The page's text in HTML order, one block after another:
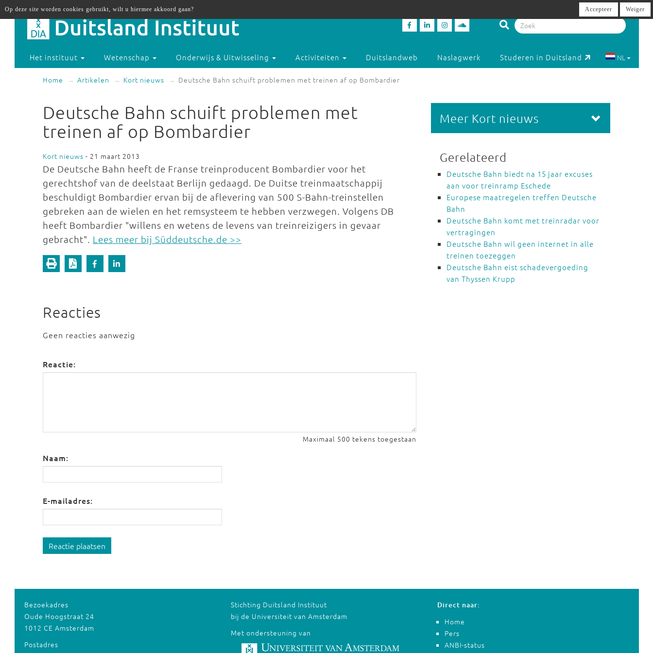
Het instituut Wetenschap Onderwijs & Uitwisseling Activiteiten Duitslandweb Naslagwerk Studeren in Duitsland NL
Home Artikelen Kort nieuws Deutsche Bahn schuift problemen met treinen af op Bombardier
Deutsche Bahn schuift problemen met
treinen af op Bombardier
Kort nieuws - 21 maart 2013
De Deutsche Bahn heeft de Franse treinproducent Bombardier voor het
gerechtshof van de deelstaat Berlijn gedaagd. De Duitse treinmaatschappij
beschuldigt Bombardier ervan bij de aflevering van 500 S-Bahn-treinstellen
gebreken aan de wielen en het remsysteem te hebben verzwegen. Volgens DB
heeft Bombardier "willens en wetens de levens van treinreizigers in gevaar
gebracht". Lees meer bij Süddeutsche.de >>
Reacties
Geen reacties aanwezig
Reactie:
Maximaal 500 tekens toegestaan
Naam:
E-mailadres:
Reactie plaatsen
Meer Kort nieuws
Gerelateerd
Deutsche Bahn biedt na 15 jaar excuses
aan voor treinramp Eschede
Europese maatregelen treffen Deutsche
Bahn
Deutsche Bahn komt met treinradar voor
vertragingen
Deutsche Bahn wil geen internet in alle
treinen toezeggen
Deutsche Bahn eist schadevergoeding
van Thyssen Krupp
Bezoekadres
Oude Hoogstraat 24
1012 CE Amsterdam
Postadres
Stichting Duitsland Instituut
bij de Universiteit van Amsterdam
Met ondersteuning van
Direct naar:
Home
Pers
ANBI-status
Op deze site worden cookies gebruikt, wilt u hiermee akkoord gaan? Accepteer Weiger